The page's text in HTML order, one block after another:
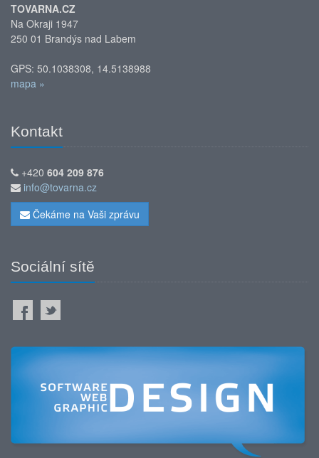
TOVARNA.CZ
Na Okraji 1947
250 01 Brandýs nad Labem
GPS: 50.1038308, 14.5138988
mapa »
Kontakt
+420 604 209 876
info@tovarna.cz
Čekáme na Vaši zprávu
Sociální sítě